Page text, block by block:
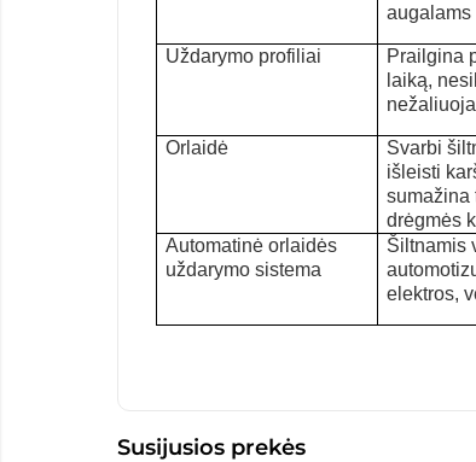
augalams
Uždarymo profiliai Prailgina
laiką,
nežaliuo
Orlaidė
Svarbi
išleisti
sumažina
drėgmės
Automatinė orlaidės
uždarymo sistema
Šiltnamis
elektros,
Susijusios prekės